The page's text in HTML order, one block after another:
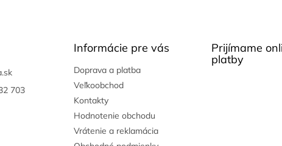
703
Informácie pre vás
Doprava a platba
Veľkoobchod
Kontakty
Hodnotenie obchodu
Vrátenie a reklamácia
Prijímame
platby